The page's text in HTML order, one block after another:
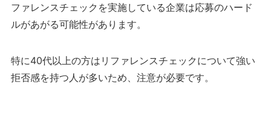
ファレンスチェックを実施している企業は応募のハード
ルがあがる可能性があります。
特に40代以上の方はリファレンスチェックについて強い
拒否感を持つ人が多いため、注意が必要です。